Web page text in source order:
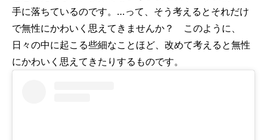
手に落ちているのです。…って、そう考えるとそれだけ
で無性にかわいく思えてきませんか？ このように、
日々の中に起こる些細なことほど、改めて考えると無性
にかわいく思えてきたりするものです。